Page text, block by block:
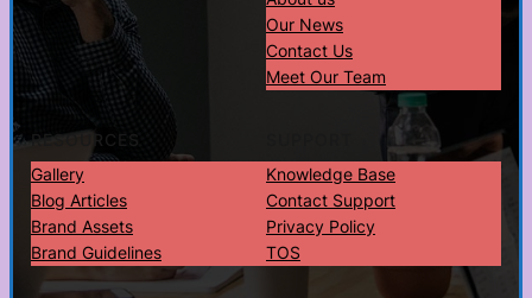
Our News
Contact Us
Meet Our Team
RESOURCES
Gallery
Blog Articles
Brand Assets
Brand Guidelines
Knowledge Base
Contact Support
Privacy Policy
TOS